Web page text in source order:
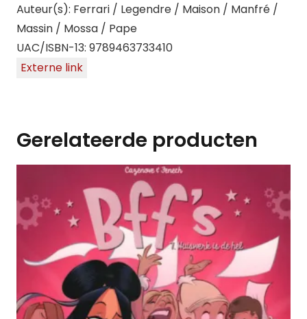
Auteur(s): Ferrari / Legendre / Maison / Manfré /
Massin / Mossa / Pape
UAC/ISBN-13: 9789463733410
Externe link
Gerelateerde producten